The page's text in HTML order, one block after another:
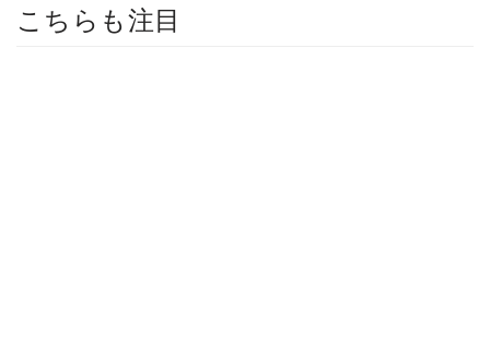
こちらも注目